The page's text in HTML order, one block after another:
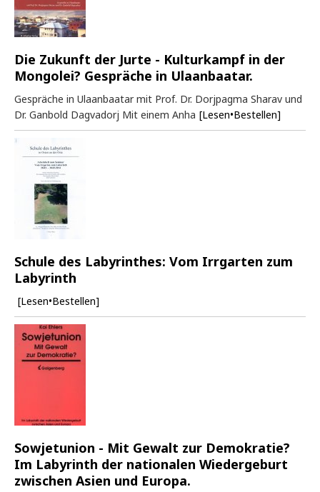
Die Zukunft der Jurte - Kulturkampf in der
Mongolei? Gespräche in Ulaanbaatar.
Gespräche in Ulaanbaatar mit Prof. Dr. Dorjpagma Sharav und
Dr. Ganbold Dagvadorj Mit einem Anha [Lesen•Bestellen]
Schule des Labyrinthes: Vom Irrgarten zum
Labyrinth
[Lesen•Bestellen]
Sowjetunion - Mit Gewalt zur Demokratie?
Im Labyrinth der nationalen Wiedergeburt
zwischen Asien und Europa.